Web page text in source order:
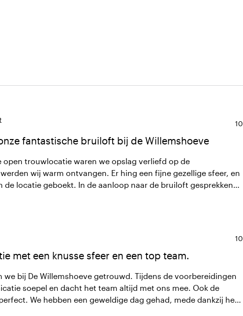
10
fantastische bruiloft bij de Willemshoeve
10
open trouwlocatie waren we opslag verliefd op de
wij warm ontvangen. Er hing een fijne gezellige sfeer, en
de locatie geboekt. In de aanloop naar de bruiloft gesprekken
zelf hoefde we ons nergens zorgen over te maken en liep
10
met een knusse sfeer en een top team.
10
we bij De Willemshoeve getrouwd. Tijdens de voorbereidingen
soepel en dacht het team altijd met ons mee. Ook de
We hebben een geweldige dag gehad, mede dankzij het